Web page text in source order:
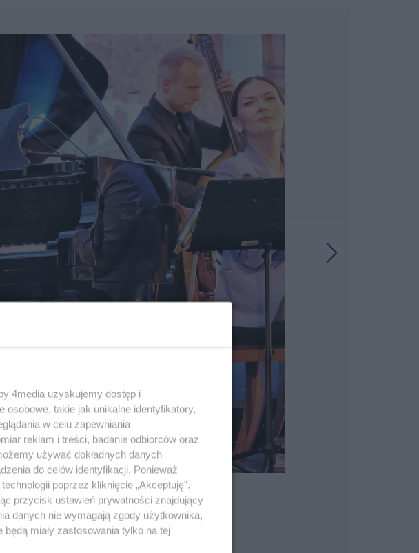
4media uzyskujemy dostęp i
takie jak unikalne identyfikatory,
w celu zapewniania
reklam i treści, badanie odbiorców oraz
używać dokładnych danych
do celów identyfikacji. Ponieważ
poprzez kliknięcie „Akceptuję”.
przycisk ustawień prywatności znajdujący
danych nie wymagają zgody użytkownika,
miały zastosowania tylko na tej